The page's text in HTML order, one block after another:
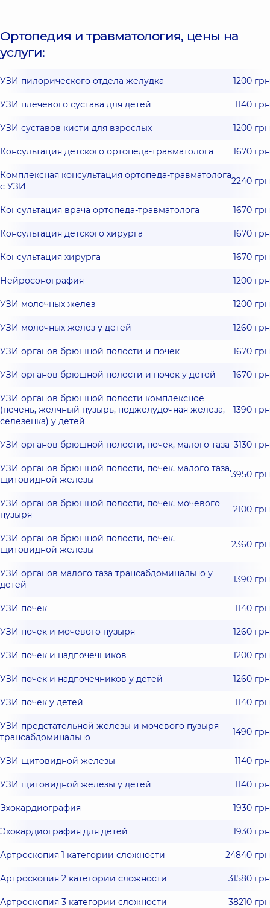
Ортопедия и травматология, цены на
услуги:
УЗИ пилорического отдела желудка 1200 грн
УЗИ плечевого сустава для детей 1140 грн
УЗИ суставов кисти для взрослых 1200 грн
Консультация детского ортопеда-травматолога 1670 грн
Комплексная консультация ортопеда-травматолога
с УЗИ
2240 грн
Консультация врача ортопеда-травматолога 1670 грн
Консультация детского хирурга 1670 грн
Консультация хирурга 1670 грн
Нейросонография 1200 грн
УЗИ молочных желез 1200 грн
УЗИ молочных желез у детей 1260 грн
УЗИ органов брюшной полости и почек 1670 грн
УЗИ органов брюшной полости и почек у детей 1670 грн
УЗИ органов брюшной полости комплексное
(печень, желчный пузырь, поджелудочная железа,
селезенка) у детей
1390 грн
УЗИ органов брюшной полости, почек, малого таза 3130 грн
УЗИ органов брюшной полости, почек, малого таза,
щитовидной железы
3950 грн
УЗИ органов брюшной полости, почек, мочевого
пузыря
2100 грн
УЗИ органов брюшной полости, почек,
щитовидной железы
2360 грн
УЗИ органов малого таза трансабдоминально у
детей
1390 грн
УЗИ почек 1140 грн
УЗИ почек и мочевого пузыря 1260 грн
УЗИ почек и надпочечников 1200 грн
УЗИ почек и надпочечников у детей 1260 грн
УЗИ почек у детей 1140 грн
УЗИ предстательной железы и мочевого пузыря
трансабдоминально
1490 грн
УЗИ щитовидной железы 1140 грн
УЗИ щитовидной железы у детей 1140 грн
Эхокардиография 1930 грн
Эхокардиография для детей 1930 грн
Артроскопия 1 категории сложности 24840 грн
Артроскопия 2 категории сложности 31580 грн
Артроскопия 3 категории сложности 38210 грн